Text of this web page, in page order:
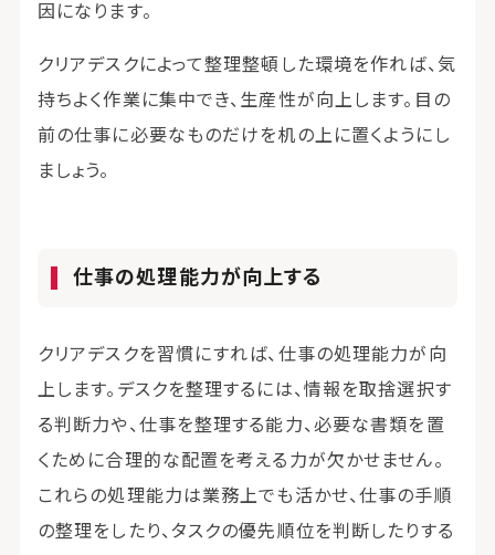
因になります。
クリアデスクによって整理整頓した環境を作れば、気
持ちよく作業に集中でき、生産性が向上します。目の
前の仕事に必要なものだけを机の上に置くようにし
ましょう。
仕事の処理能力が向上する
クリアデスクを習慣にすれば、仕事の処理能力が向
上します。デスクを整理するには、情報を取捨選択す
る判断力や、仕事を整理する能力、必要な書類を置
くために合理的な配置を考える力が欠かせません。
これらの処理能力は業務上でも活かせ、仕事の手順
の整理をしたり、タスクの優先順位を判断したりする